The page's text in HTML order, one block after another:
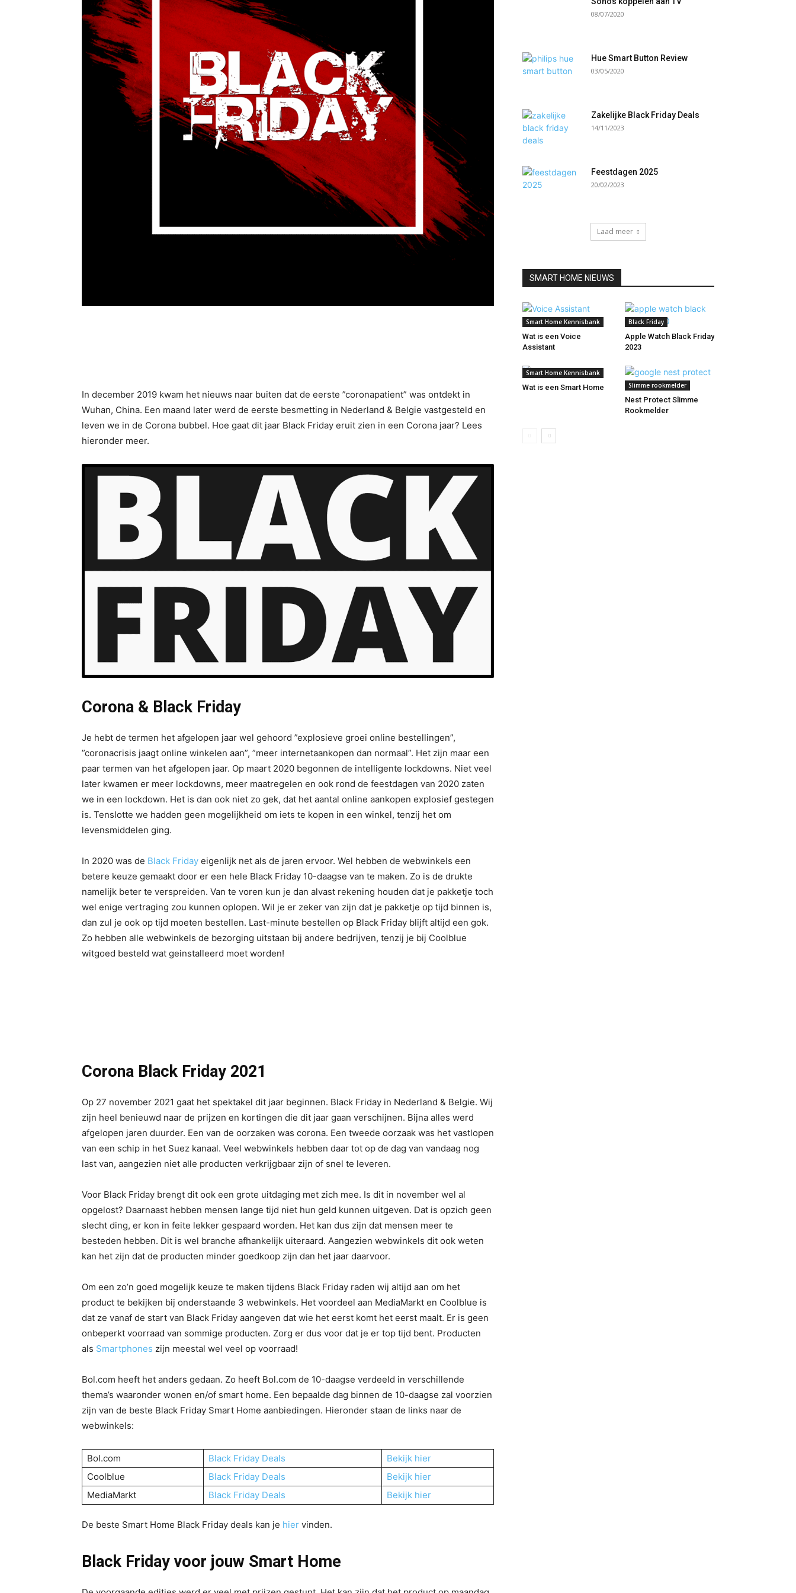
In december 2019 kwam het nieuws naar buiten dat de eerste ”coronapatient” was ontdekt in
Wuhan, China. Een maand later werd de eerste besmetting in Nederland & Belgie vastgesteld en
leven we in de Corona bubbel. Hoe gaat dit jaar Black Friday eruit zien in een Corona jaar? Lees
hieronder meer.
Corona & Black Friday
Je hebt de termen het afgelopen jaar wel gehoord ”explosieve groei online bestellingen”,
”coronacrisis jaagt online winkelen aan”, ”meer internetaankopen dan normaal”. Het zijn maar een
paar termen van het afgelopen jaar. Op maart 2020 begonnen de intelligente lockdowns. Niet veel
later kwamen er meer lockdowns, meer maatregelen en ook rond de feestdagen van 2020 zaten
we in een lockdown. Het is dan ook niet zo gek, dat het aantal online aankopen explosief gestegen
is. Tenslotte we hadden geen mogelijkheid om iets te kopen in een winkel, tenzij het om
levensmiddelen ging.
In 2020 was de Black Friday eigenlijk net als de jaren ervoor. Wel hebben de webwinkels een
betere keuze gemaakt door er een hele Black Friday 10-daagse van te maken. Zo is de drukte
namelijk beter te verspreiden. Van te voren kun je dan alvast rekening houden dat je pakketje toch
wel enige vertraging zou kunnen oplopen. Wil je er zeker van zijn dat je pakketje op tijd binnen is,
dan zul je ook op tijd moeten bestellen. Last-minute bestellen op Black Friday blijft altijd een gok.
Zo hebben alle webwinkels de bezorging uitstaan bij andere bedrijven, tenzij je bij Coolblue
witgoed besteld wat geinstalleerd moet worden!
Corona Black Friday 2021
Op 27 november 2021 gaat het spektakel dit jaar beginnen. Black Friday in Nederland & Belgie. Wij
zijn heel benieuwd naar de prijzen en kortingen die dit jaar gaan verschijnen. Bijna alles werd
afgelopen jaren duurder. Een van de oorzaken was corona. Een tweede oorzaak was het vastlopen
van een schip in het Suez kanaal. Veel webwinkels hebben daar tot op de dag van vandaag nog
last van, aangezien niet alle producten verkrijgbaar zijn of snel te leveren.
Voor Black Friday brengt dit ook een grote uitdaging met zich mee. Is dit in november wel al
opgelost? Daarnaast hebben mensen lange tijd niet hun geld kunnen uitgeven. Dat is opzich geen
slecht ding, er kon in feite lekker gespaard worden. Het kan dus zijn dat mensen meer te
besteden hebben. Dit is wel branche afhankelijk uiteraard. Aangezien webwinkels dit ook weten
kan het zijn dat de producten minder goedkoop zijn dan het jaar daarvoor.
Om een zo’n goed mogelijk keuze te maken tijdens Black Friday raden wij altijd aan om het
product te bekijken bij onderstaande 3 webwinkels. Het voordeel aan MediaMarkt en Coolblue is
dat ze vanaf de start van Black Friday aangeven dat wie het eerst komt het eerst maalt. Er is geen
onbeperkt voorraad van sommige producten. Zorg er dus voor dat je er top tijd bent. Producten
als Smartphones zijn meestal wel veel op voorraad!
Bol.com heeft het anders gedaan. Zo heeft Bol.com de 10-daagse verdeeld in verschillende
thema’s waaronder wonen en/of smart home. Een bepaalde dag binnen de 10-daagse zal voorzien
zijn van de beste Black Friday Smart Home aanbiedingen. Hieronder staan de links naar de
webwinkels:
Bol.com Black Friday Deals
Bekijk hier
Coolblue
Black Friday Deals
Bekijk hier
MediaMarkt
Black Friday Deals Bekijk hier
De beste Smart Home Black Friday deals kan je hier vinden.
Black Friday voor jouw Smart Home
08/07/2020
Hue Smart Button Review
03/05/2020
Zakelijke Black Friday Deals
14/11/2023
Feestdagen 2025
20/02/2023
Laad meer
SMART HOME NIEUWS
Smart Home Kennisbank
Wat is een Voice
Assistant
Black Friday
Apple Watch Black Friday
2023
Smart Home Kennisbank
Wat is een Smart Home Slimme rookmelder
Nest Protect Slimme
Rookmelder